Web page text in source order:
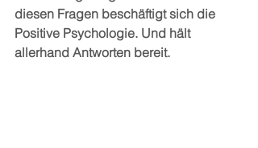
diesen Fragen beschäftigt sich die
Positive Psychologie. Und hält
allerhand Antworten bereit.